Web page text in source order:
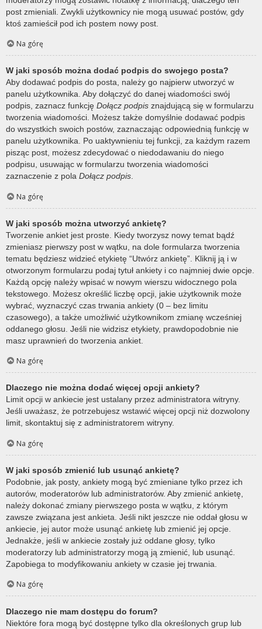
post zmieniali. Zwykli użytkownicy nie mogą usuwać postów, gdy
ktoś zamieścił pod ich postem nowy post.
Na górę
W jaki sposób można dodać podpis do swojego posta?
Aby dodawać podpis do posta, należy go najpierw utworzyć w
panelu użytkownika. Aby dołączyć do danej wiadomości swój
podpis, zaznacz funkcję Dołącz podpis znajdującą się w formularzu
tworzenia wiadomości. Możesz także domyślnie dodawać podpis
do wszystkich swoich postów, zaznaczając odpowiednią funkcję w
panelu użytkownika. Po uaktywnieniu tej funkcji, za każdym razem
pisząc post, możesz zdecydować o niedodawaniu do niego
podpisu, usuwając w formularzu tworzenia wiadomości
zaznaczenie z pola Dołącz podpis.
Na górę
W jaki sposób można utworzyć ankietę?
Tworzenie ankiet jest proste. Kiedy tworzysz nowy temat bądź
zmieniasz pierwszy post w wątku, na dole formularza tworzenia
tematu będziesz widzieć etykietę “Utwórz ankietę”. Kliknij ją i w
otworzonym formularzu podaj tytuł ankiety i co najmniej dwie opcje.
Każdą opcję należy wpisać w nowym wierszu widocznego pola
tekstowego. Możesz określić liczbę opcji, jakie użytkownik może
wybrać, wyznaczyć czas trwania ankiety (0 – bez limitu
czasowego), a także umożliwić użytkownikom zmianę wcześniej
oddanego głosu. Jeśli nie widzisz etykiety, prawdopodobnie nie
masz uprawnień do tworzenia ankiet.
Na górę
Dlaczego nie można dodać więcej opcji ankiety?
Limit opcji w ankiecie jest ustalany przez administratora witryny.
Jeśli uważasz, że potrzebujesz wstawić więcej opcji niż dozwolony
limit, skontaktuj się z administratorem witryny.
Na górę
W jaki sposób zmienić lub usunąć ankietę?
Podobnie, jak posty, ankiety mogą być zmieniane tylko przez ich
autorów, moderatorów lub administratorów. Aby zmienić ankietę,
należy dokonać zmiany pierwszego posta w wątku, z którym
zawsze związana jest ankieta. Jeśli nikt jeszcze nie oddał głosu w
ankiecie, jej autor może usunąć ankietę lub zmienić jej opcje.
Jednakże, jeśli w ankiecie zostały już oddane głosy, tylko
moderatorzy lub administratorzy mogą ją zmienić, lub usunąć.
Zapobiega to modyfikowaniu ankiety w czasie jej trwania.
Na górę
Dlaczego nie mam dostępu do forum?
Niektóre fora mogą być dostępne tylko dla określonych grup lub